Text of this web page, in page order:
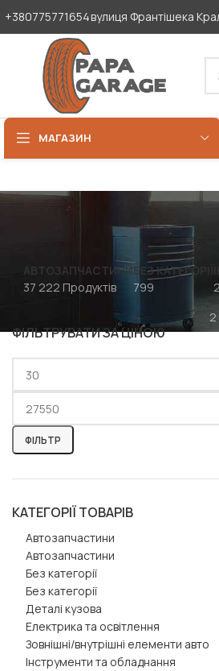
+380775771654вулиця Франтішека
МАГАЗИН
АВТОЗАПЧАСТИНИ
37 222 Продуктів
БЕЗ КАТЕГОРІЇ
799
2
ФІЛЬТРУВАТИ ЗА ЦІНОЮ
ФІЛЬТР
КАТЕГОРІЇ ТОВАРІВ
Автозапчастини
Автозапчастини
Без категорії
Без категорії
Деталі кузова
Електрика та освітлення
Зовнішні/внутрішні елементи авто
Інструменти та обладнання